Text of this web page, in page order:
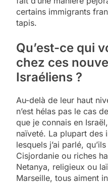
certains immigrants
tapis.
Qu’est-ce qui
chez ces
Israéliens ?
Au-delà de leur haut
n’est hélas pas le cas
que je connais en
naïveté. La plupart des
lesquels j’ai parlé,
Cisjordanie ou riches
Netanya, religieux ou
Marseille, tous aiment